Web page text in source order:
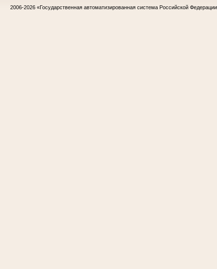
2006-2026 «Государственная автоматизированная система Российской